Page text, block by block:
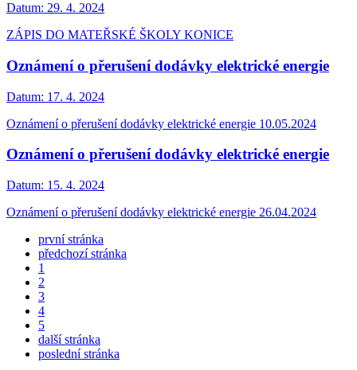
Datum: 29. 4. 2024
ZÁPIS DO MATEŘSKÉ ŠKOLY KONICE
Oznámení o přerušení dodávky elektrické energie
Datum: 17. 4. 2024
Oznámení o přerušení dodávky elektrické energie 10.05.2024
Oznámení o přerušení dodávky elektrické energie
Datum: 15. 4. 2024
Oznámení o přerušení dodávky elektrické energie 26.04.2024
první stránka
předchozí stránka
1
2
3
4
5
další stránka
poslední stránka